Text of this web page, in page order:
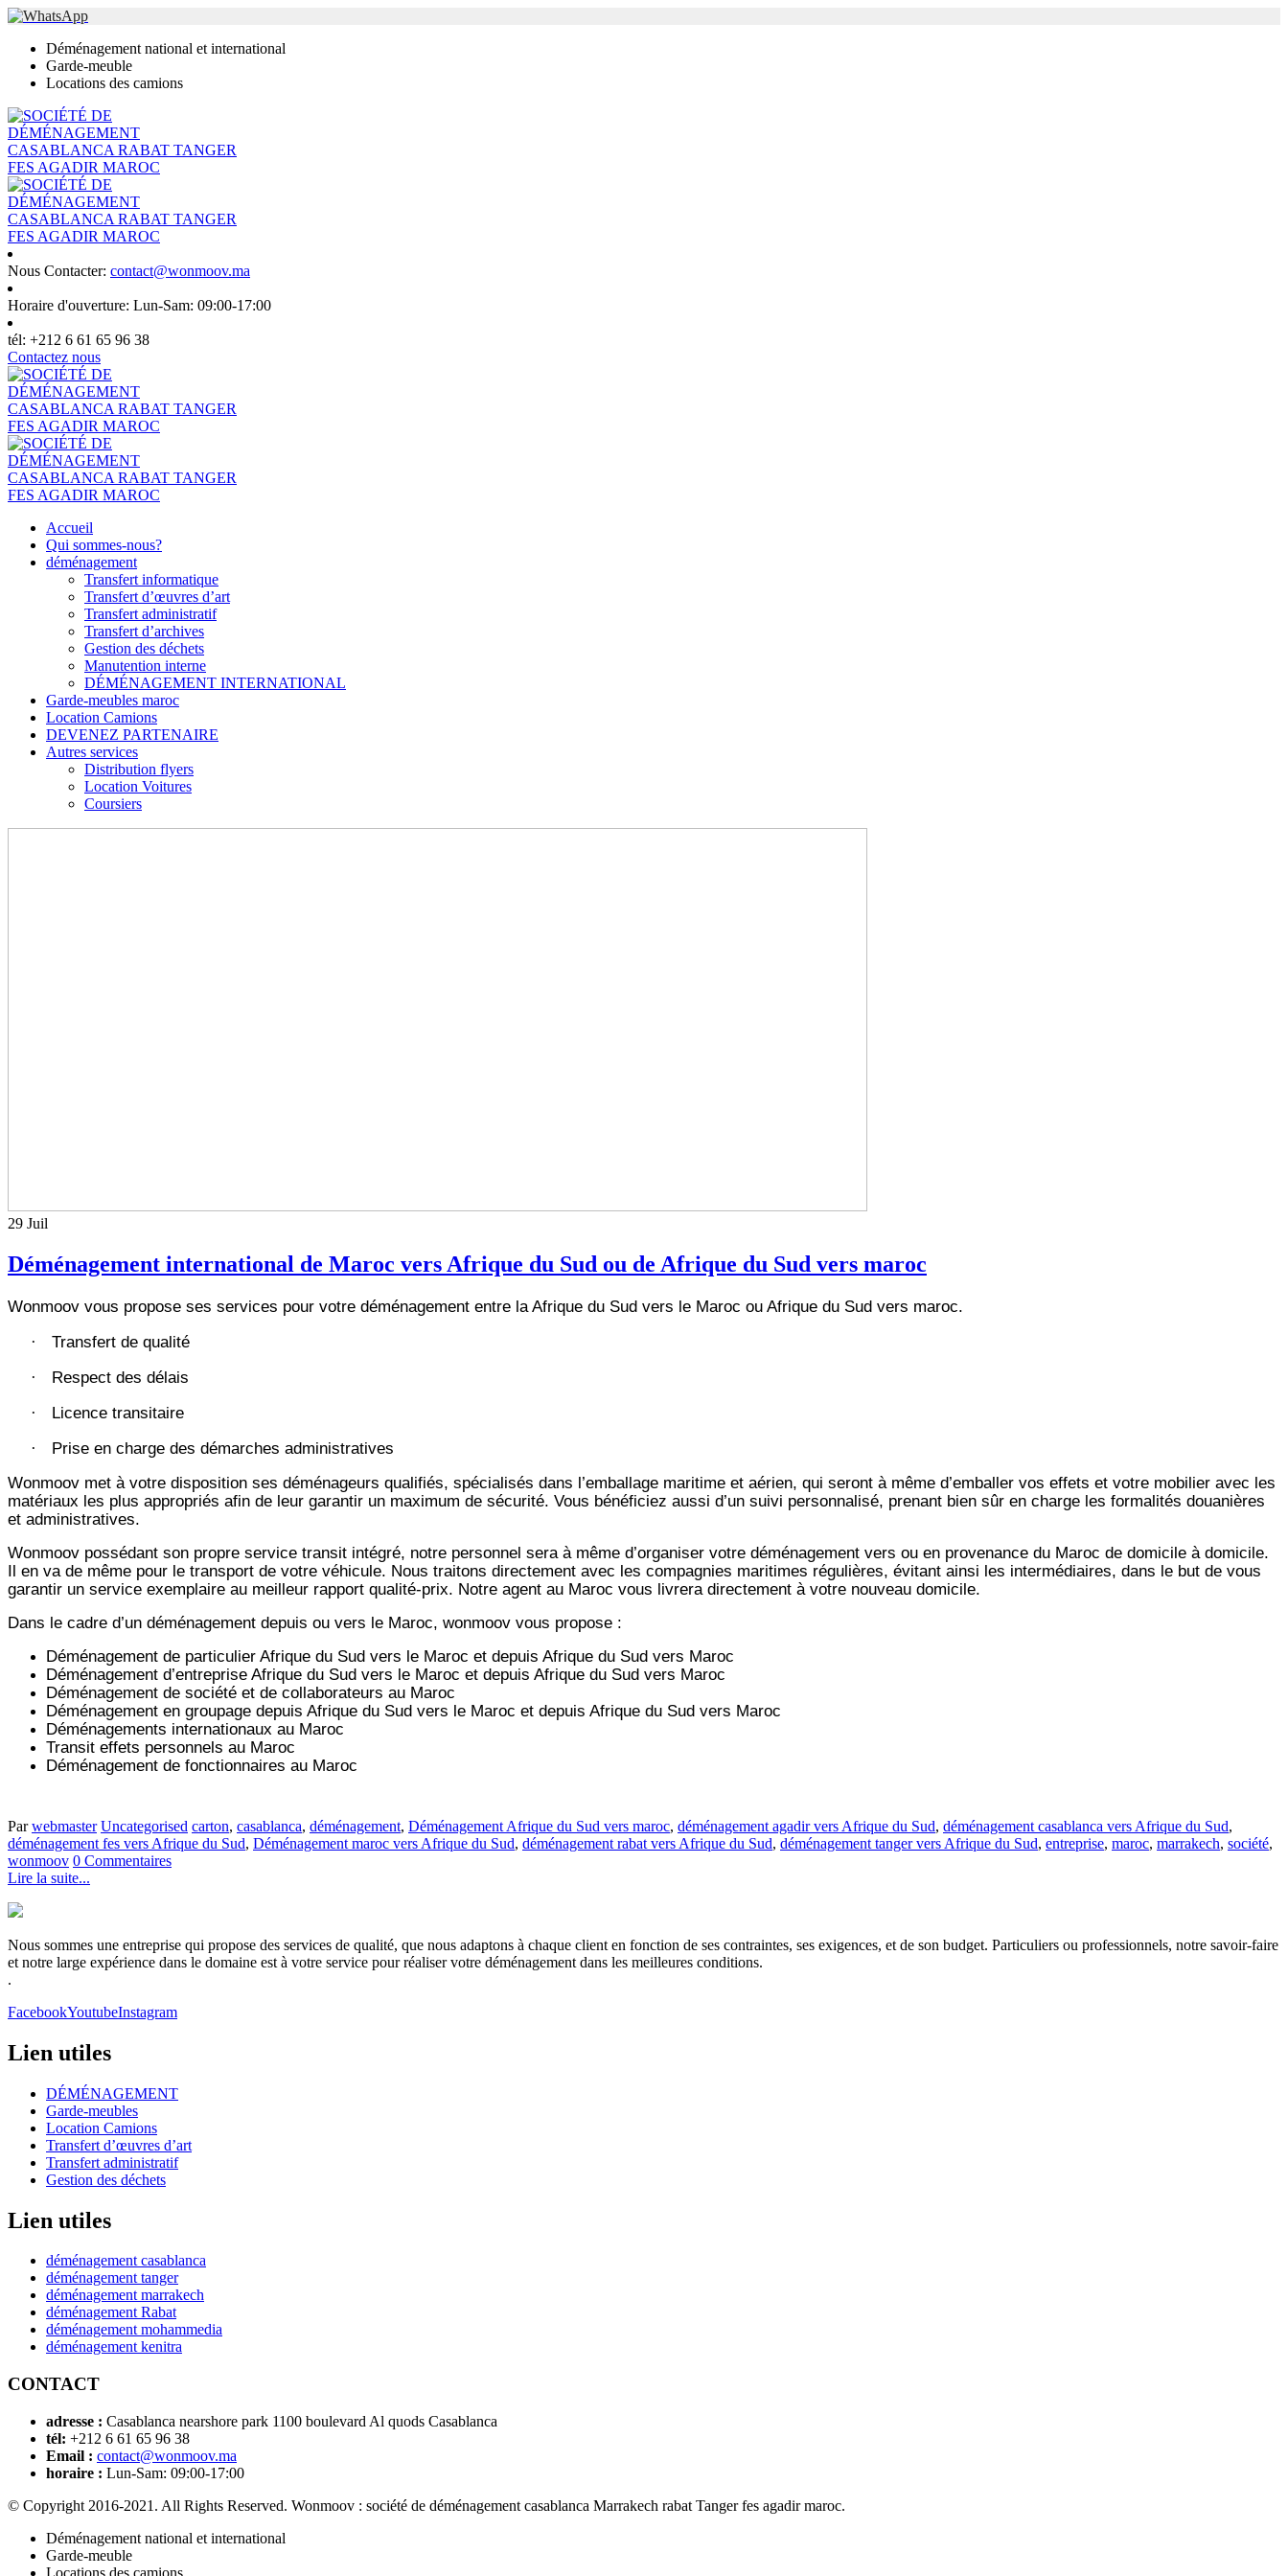
Déménagement national et international
Garde-meuble
Locations des camions
Nous Contacter: contact@wonmoov.ma
Horaire d'ouverture: Lun-Sam: 09:00-17:00
tél: +212 6 61 65 96 38
Contactez nous
Accueil
Qui sommes-nous?
déménagement
Transfert informatique
Transfert d’œuvres d’art
Transfert administratif
Transfert d’archives
Gestion des déchets
Manutention interne
DÉMÉNAGEMENT INTERNATIONAL
Garde-meubles maroc
Location Camions
DEVENEZ PARTENAIRE
Autres services
Distribution flyers
Location Voitures
Coursiers
29 Juil
Déménagement international de Maroc vers Afrique du Sud ou de Afrique du Sud vers maroc
Wonmoov vous propose ses services pour votre déménagement entre la Afrique du Sud vers le Maroc ou Afrique du Sud vers maroc.
· Transfert de qualité
· Respect des délais
· Licence transitaire
·
Prise en charge des démarches administratives
Wonmoov met à votre disposition ses déménageurs qualifiés, spécialisés dans l’emballage maritime et aérien, qui seront à même d’emballer vos effets et votre mobilier avec les
matériaux les plus appropriés afin de leur garantir un maximum de sécurité. Vous bénéficiez aussi d’un suivi personnalisé, prenant bien sûr en charge les formalités douanières
et administratives.
Wonmoov possédant son propre service transit intégré, notre personnel sera à même d’organiser votre déménagement vers ou en provenance du Maroc de domicile à domicile.
Il en va de même pour le transport de votre véhicule. Nous traitons directement avec les compagnies maritimes régulières, évitant ainsi les intermédiaires, dans le but de vous
garantir un service exemplaire au meilleur rapport qualité-prix. Notre agent au Maroc vous livrera directement à votre nouveau domicile.
Dans le cadre d’un déménagement depuis ou vers le Maroc, wonmoov vous propose :
Déménagement de particulier Afrique du Sud vers le Maroc et depuis Afrique du Sud vers Maroc
Déménagement d’entreprise Afrique du Sud vers le Maroc et depuis Afrique du Sud vers Maroc
Déménagement de société et de collaborateurs au Maroc
Déménagement en groupage depuis Afrique du Sud vers le Maroc et depuis Afrique du Sud vers Maroc
Déménagements internationaux au Maroc
Transit effets personnels au Maroc
Déménagement de fonctionnaires au Maroc
Parwebmaster Uncategorised carton, casablanca, déménagement, Déménagement Afrique du Sud vers maroc, déménagement agadir vers Afrique du Sud, déménagement casablanca vers Afrique du Sud,
déménagement fes vers Afrique du Sud, Déménagement maroc vers Afrique du Sud, déménagement rabat vers Afrique du Sud, déménagement tanger vers Afrique du Sud, entreprise, maroc, marrakech, société,
wonmoov 0 Commentaires
Lire la suite...
Nous sommes une entreprise qui propose des services de qualité, que nous adaptons à chaque client en fonction de ses contraintes, ses exigences, et de son budget. Particuliers ou professionnels, notre savoir-faire
et notre large expérience dans le domaine est à votre service pour réaliser votre déménagement dans les meilleures conditions.
.
FacebookYoutubeInstagram
Lien utiles
DÉMÉNAGEMENT
Garde-meubles
Location Camions
Transfert d’œuvres d’art
Transfert administratif
Gestion des déchets
Lien utiles
déménagement casablanca
déménagement tanger
déménagement marrakech
déménagement Rabat
déménagement mohammedia
déménagement kenitra
CONTACT
adresse : Casablanca nearshore park 1100 boulevard Al quods Casablanca
tél: +212 6 61 65 96 38
Email : contact@wonmoov.ma
horaire : Lun-Sam: 09:00-17:00
© Copyright 2016-2021. All Rights Reserved. Wonmoov : société de déménagement casablanca Marrakech rabat Tanger fes agadir maroc.
Déménagement national et international
Garde-meuble
Locations des camions